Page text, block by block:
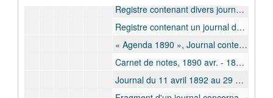
Registre contenant divers journaux et états, 1890 févr. - 1894 janv.
Registre contenant un journal du 25 mars 1890 au 28 avril 1890, un journal de l'expédition du Kwango et un journal du premier février 1891 au 6 février 1892, un état des étapes de l'expédition du Kwango, 1890 mrs. - 1892 févr.
« Agenda 1890 », Journal contenant de courtes notes chronologiques, rédigées lors de l'expédition du Kwango, 1890 avr. - 1890 oct.
Carnet de notes, 1890 avr. - 1890 oct.
Journal du 11 avril 1892 au 29 mai 1892, concernant l'expédition contre des chefs indigènes dans le district du Lualaba, 1892 avr. - 1892 mai